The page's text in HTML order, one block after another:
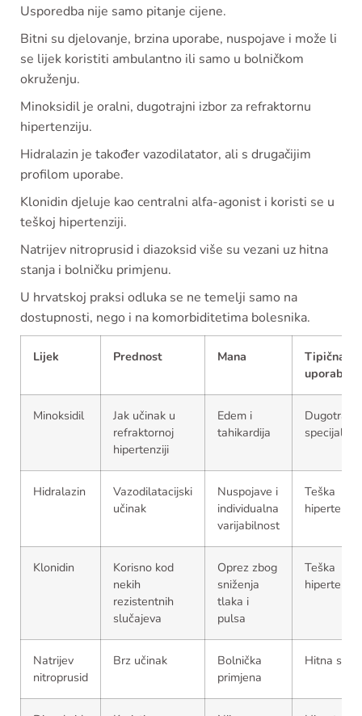
Usporedba nije samo pitanje cijene.
Bitni su djelovanje, brzina uporabe, nuspojave i može li
se lijek koristiti ambulantno ili samo u bolničkom
okruženju.
Minoksidil je oralni, dugotrajni izbor za refraktornu
hipertenziju.
Hidralazin je također vazodilatator, ali s drugačijim
profilom uporabe.
Klonidin djeluje kao centralni alfa-agonist i koristi se u
teškoj hipertenziji.
Natrijev nitroprusid i diazoksid više su vezani uz hitna
stanja i bolničku primjenu.
U hrvatskoj praksi odluka se ne temelji samo na
dostupnosti, nego i na komorbiditetima bolesnika.
Lijek Prednost Mana
Tipična
uporaba
Minoksidil
Jak učinak u
refraktornoj
hipertenziji
Edem i
tahikardija
Hidralazin
Vazodilatacijski
učinak
Nuspojave i
individualna
varijabilnost
Teška
Klonidin
Korisno kod
nekih
rezistentnih
slučajeva
Oprez zbog
sniženja
tlaka i
pulsa
Teška
Natrijev
nitroprusid
Brz učinak
Bolnička
primjena
Hitna